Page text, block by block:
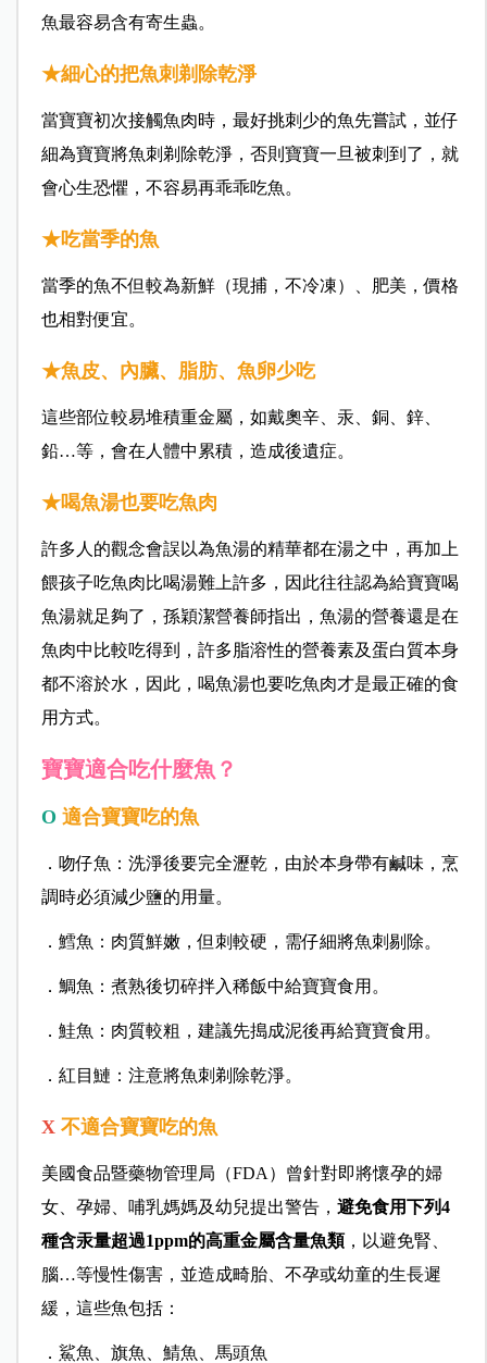
魚最容易含有寄生蟲。
★細心的把魚刺剃除乾淨
當寶寶初次接觸魚肉時，最好挑刺少的魚先嘗試，並仔
細為寶寶將魚刺剃除乾淨，否則寶寶一旦被刺到了，就
會心生恐懼，不容易再乖乖吃魚。
★吃當季的魚
當季的魚不但較為新鮮（現捕，不冷凍）、肥美，價格
也相對便宜。
★魚皮、內臟、脂肪、魚卵少吃
這些部位較易堆積重金屬，如戴奧辛、汞、銅、鋅、
鉛…等，會在人體中累積，造成後遺症。
★喝魚湯也要吃魚肉
許多人的觀念會誤以為魚湯的精華都在湯之中，再加上
餵孩子吃魚肉比喝湯難上許多，因此往往認為給寶寶喝
魚湯就足夠了，孫穎潔營養師指出，魚湯的營養還是在
魚肉中比較吃得到，許多脂溶性的營養素及蛋白質本身
都不溶於水，因此，喝魚湯也要吃魚肉才是最正確的食
用方式。
寶寶適合吃什麼魚？
O 適合寶寶吃的魚
．吻仔魚：洗淨後要完全瀝乾，由於本身帶有鹹味，烹
調時必須減少鹽的用量。
．鱈魚：肉質鮮嫩，但刺較硬，需仔細將魚刺剔除。
．鯛魚：煮熟後切碎拌入稀飯中給寶寶食用。
．鮭魚：肉質較粗，建議先搗成泥後再給寶寶食用。
．紅目鰱：注意將魚刺剃除乾淨。
X 不適合寶寶吃的魚
美國食品暨藥物管理局（FDA）曾針對即將懷孕的婦
女、孕婦、哺乳媽媽及幼兒提出警告， 避免食用下列4
種含汞量超過1ppm的高重金屬含量魚類，以避免腎、
腦…等慢性傷害，並造成畸胎、不孕或幼童的生長遲
緩，這些魚包括：
．鯊魚、旗魚、鯖魚、馬頭魚